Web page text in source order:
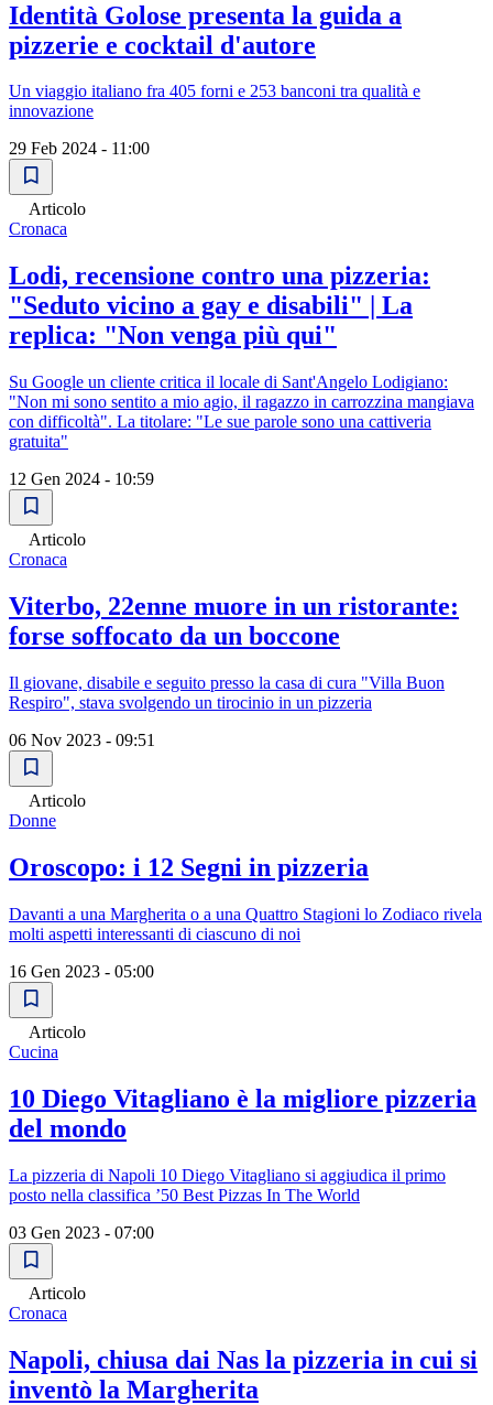
Identità Golose presenta la guida a
pizzerie e cocktail d'autore
Un viaggio italiano fra 405 forni e 253 banconi tra qualità e
innovazione
29 Feb 2024 - 11:00
Articolo
Cronaca
Lodi, recensione contro una pizzeria:
"Seduto vicino a gay e disabili" | La
replica: "Non venga più qui"
Su Google un cliente critica il locale di Sant'Angelo Lodigiano:
"Non mi sono sentito a mio agio, il ragazzo in carrozzina mangiava
con difficoltà". La titolare: "Le sue parole sono una cattiveria
gratuita"
12 Gen 2024 - 10:59
Articolo
Cronaca
Viterbo, 22enne muore in un ristorante:
forse soffocato da un boccone
Il giovane, disabile e seguito presso la casa di cura "Villa Buon
Respiro", stava svolgendo un tirocinio in un pizzeria
06 Nov 2023 - 09:51
Articolo
Donne
Oroscopo: i 12 Segni in pizzeria
Davanti a una Margherita o a una Quattro Stagioni lo Zodiaco rivela
molti aspetti interessanti di ciascuno di noi
16 Gen 2023 - 05:00
Articolo
Cucina
10 Diego Vitagliano è la migliore pizzeria
del mondo
La pizzeria di Napoli 10 Diego Vitagliano si aggiudica il primo
posto nella classifica ’50 Best Pizzas In The World
03 Gen 2023 - 07:00
Articolo
Cronaca
Napoli, chiusa dai Nas la pizzeria in cui si
inventò la Margherita